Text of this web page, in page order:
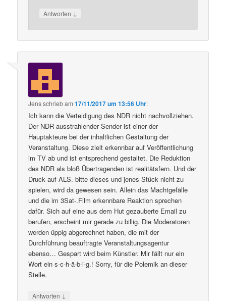
Antworten ↓
Jensschriebam17/11/2017 um 13:56 Uhr:
Ich kann die Verteidigung des NDR nicht nachvollziehen.
Der NDR ausstrahlender Sender ist einer der
Hauptakteure bei der inhaltlichen Gestaltung der
Veranstaltung. Diese zielt erkennbar auf Veröffentlichung
im TV ab und ist entsprechend gestaltet. Die Reduktion
des NDR als bloß Übertragenden ist realitätsfern. Und der
Druck auf ALS. bitte dieses und jenes Stück nicht zu
spielen, wird da gewesen sein. Allein das Machtgefälle
und die im 3Sat-.Film erkennbare Reaktion sprechen
dafür. Sich auf eine aus dem Hut gezauberte Email zu
berufen, erscheint mir gerade zu billig. Die Moderatoren
werden üppig abgerechnet haben, die mit der
Durchführung beauftragte Veranstaltungsagentur
ebenso… Gespart wird beim Künstler. Mir fällt nur ein
Wort ein s-c-h-ä-b-i-g.! Sorry, für die Polemik an dieser
Stelle.
Antworten ↓